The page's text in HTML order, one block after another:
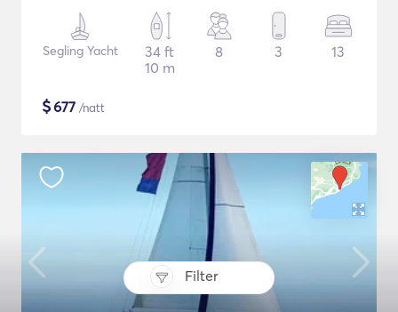
Filter
Segling Yacht
34 ft
10 m
8 3 13
$677 /natt